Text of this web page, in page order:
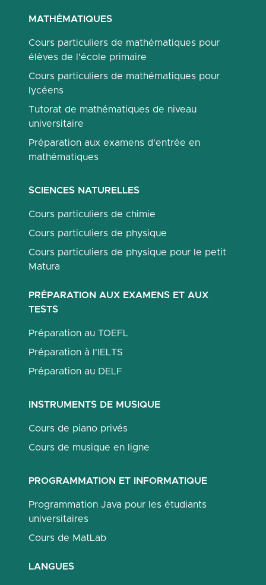
MATHÉMATIQUES
Cours particuliers de mathématiques pour
élèves de l'école primaire
Cours particuliers de mathématiques pour
lycéens
Tutorat de mathématiques de niveau
universitaire
Préparation aux examens d'entrée en
mathématiques
SCIENCES NATURELLES
Cours particuliers de chimie
Cours particuliers de physique
Cours particuliers de physique pour le petit
Matura
PRÉPARATION AUX EXAMENS ET AUX
TESTS
Préparation au TOEFL
Préparation à l'IELTS
Préparation au DELF
INSTRUMENTS DE MUSIQUE
Cours de piano privés
Cours de musique en ligne
PROGRAMMATION ET INFORMATIQUE
Programmation Java pour les étudiants
universitaires
Cours de MatLab
LANGUES